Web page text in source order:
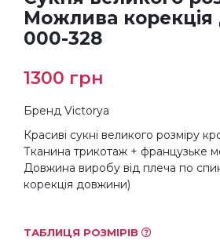
Можлива
000-328
1300 грн
Бренд Victorya
Красиві сукні великого розміру
Тканина трикотаж + французьке
Довжина виробу від плеча по
корекція довжини)
ТАБЛИЦЯ РОЗМІРІВ